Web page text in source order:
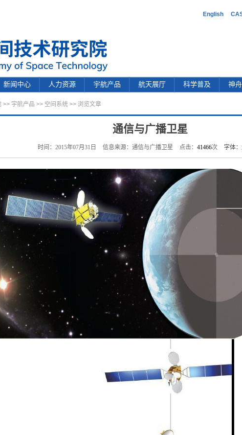
English
新闻中心 人力资源 宇航产品 航天展厅 科学普及 神
>> 宇航产品 >> 空间系统 >> 浏览文章
通信与广播卫星
时间：2015年07月31日 信息来源：通信与广播卫星 点击： 41466次 字体：